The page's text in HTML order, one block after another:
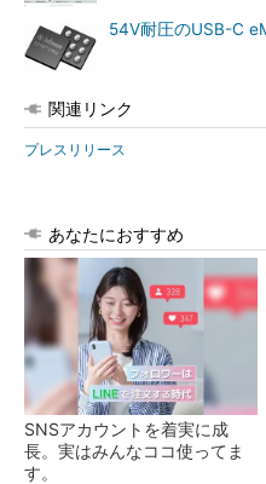
54V耐圧のUSB-C
関連リンク
プレスリリース
あなたにおすすめ
SNSアカウントを着実に成
長。実はみんなココ使ってま
す。